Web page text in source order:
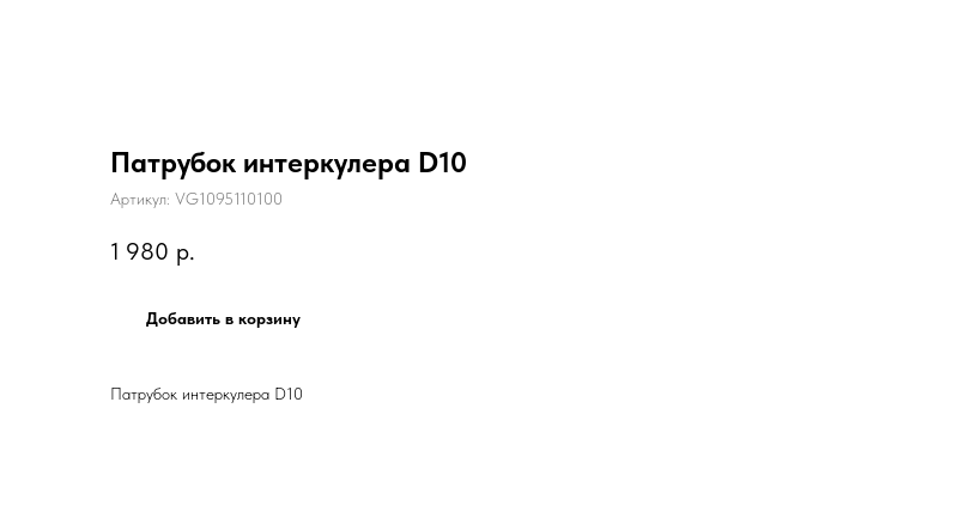
Патрубок интеркулера D10
Артикул: VG1095110100
1 980 р.
Добавить в корзину
Патрубок интеркулера D10